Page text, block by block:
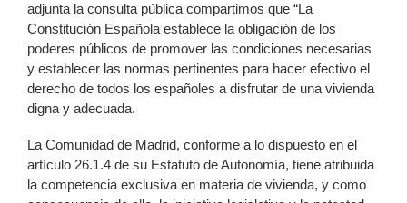
adjunta la consulta pública compartimos que “La
Constitución Española establece la obligación de los
poderes públicos de promover las condiciones necesarias
y establecer las normas pertinentes para hacer efectivo el
derecho de todos los españoles a disfrutar de una vivienda
digna y adecuada.
La Comunidad de Madrid, conforme a lo dispuesto en el
artículo 26.1.4 de su Estatuto de Autonomía, tiene atribuida
la competencia exclusiva en materia de vivienda, y como